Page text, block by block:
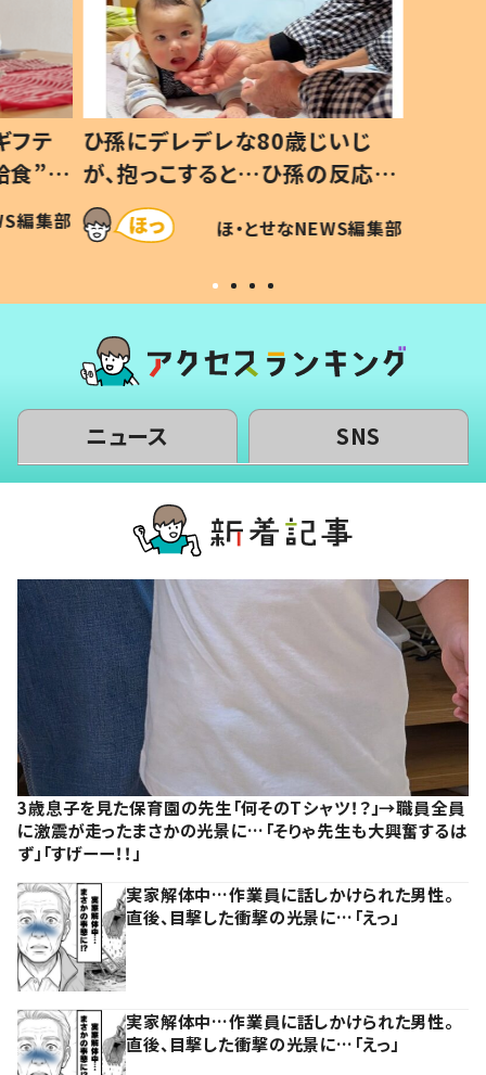
フテ
食”を
の親
編集部
ひ孫にデレデレな80歳じいじ
が、抱っこすると…ひ孫の反応に
「涙が出ました」「可愛くて仕方な
い」
ほ・とせなNEWS編集部
ニュース SNS
3歳息子を見た保育園の先生「何そのTシャツ！？」→職員全員
に激震が走ったまさかの光景に…「そりゃ先生も大興奮するは
ず」「すげーー！！」
実家解体中…作業員に話しかけられた男性。
直後、目撃した衝撃の光景に…「えっ」
実家解体中…作業員に話しかけられた男性。
直後、目撃した衝撃の光景に…「えっ」